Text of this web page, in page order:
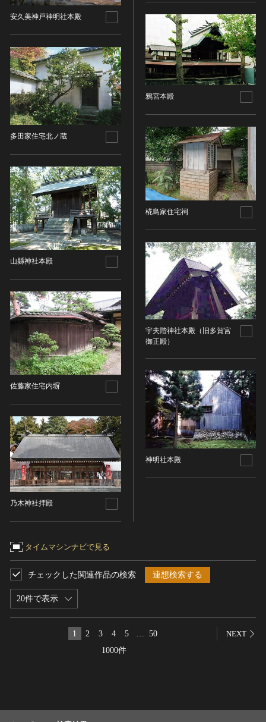
安久美神戸神明社本殿
多田家住宅北ノ蔵
山縣神社本殿
佐藤家住宅内塀
乃木神社拝殿
鴉宮本殿
椛島家住宅祠
宇夫階神社本殿（旧多賀宮
御正殿）
神明社本殿
タイムマシンナビで見る
20件で表示
チェックした関連作品の検索 連想検索する
1000件
1 2 3 4 5 50 NEXT
五代十国 [中国]
宋 [中国]
元 [中国]
明 [中国]
清 [中国]
近現代 [中国]
木簡・木製品類
骨角・牙・貝製品類
その他
歴史資料／書跡・典籍／古文書
文書・書籍
絵図・地図
その他
伝統芸能
文楽
歌舞伎
音楽
その他
工芸技術
金工
漆芸
染織
陶芸
その他
生活文化
生活文化（食文化を除く）
食文化
その他
有形民俗文化財
無形民俗文化財
史跡
古墳
社寺跡又は旧境内
城跡
名勝
渓谷・渓流
海浜
COPYRIGHT NOT EVALUATED（著作権未評価）
COPYRIGHT UNDETERMINED（著作権未決定）
NO KNOWN COPYRIGHT（知る限り著作権なし）
COPYRIGHT UNDETERMINED - JP ORPHAN
WORK（著作権未決定-裁定制度利用著作物）